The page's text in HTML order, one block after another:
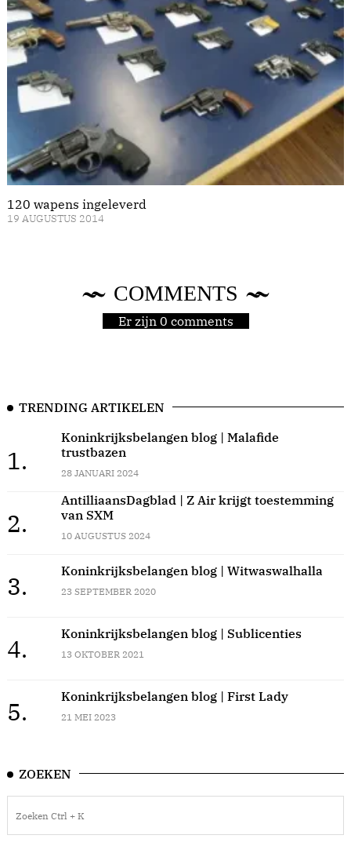
120 wapens ingeleverd
19 AUGUSTUS 2014
COMMENTS
Er zijn 0 comments
TRENDING ARTIKELEN
1.
Koninkrijksbelangen blog | Malafide
trustbazen
28 JANUARI 2024
2.
AntilliaansDagblad | Z Air krijgt toestemming
van SXM
10 AUGUSTUS 2024
3.
Koninkrijksbelangen blog | Witwaswalhalla
23 SEPTEMBER 2020
4.
Koninkrijksbelangen blog | Sublicenties
13 OKTOBER 2021
5.
Koninkrijksbelangen blog | First Lady
21 MEI 2023
ZOEKEN